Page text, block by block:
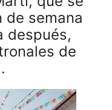
semana
después,
de